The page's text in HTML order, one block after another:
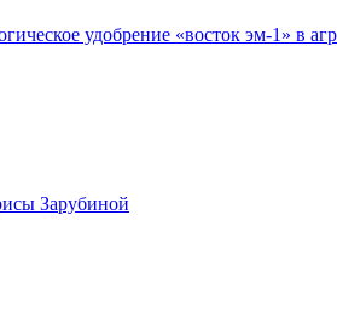
удобрение «восток эм-1» в
Зарубиной